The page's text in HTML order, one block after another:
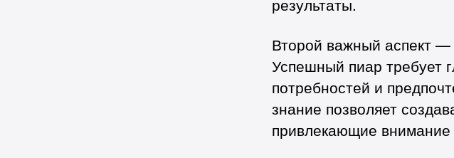
результаты.
Второй важный аспект —
Успешный пиар требует
потребностей и
знание позволяет
привлекающие